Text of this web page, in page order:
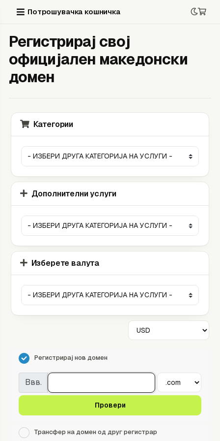
Потрошувачка кошничка
Регистрирај свој
официјален македонски
домен
Категории
Дополнителни услуги
Изберете валута
Регистрирај нов домен
Ввв.
Провери
Трансфер на домен од друг регистрар